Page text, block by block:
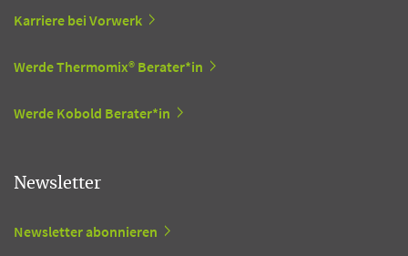
Karriere bei Vorwerk
Werde Thermomix® Berater*in
Werde Kobold Berater*in
Newsletter
Newsletter abonnieren